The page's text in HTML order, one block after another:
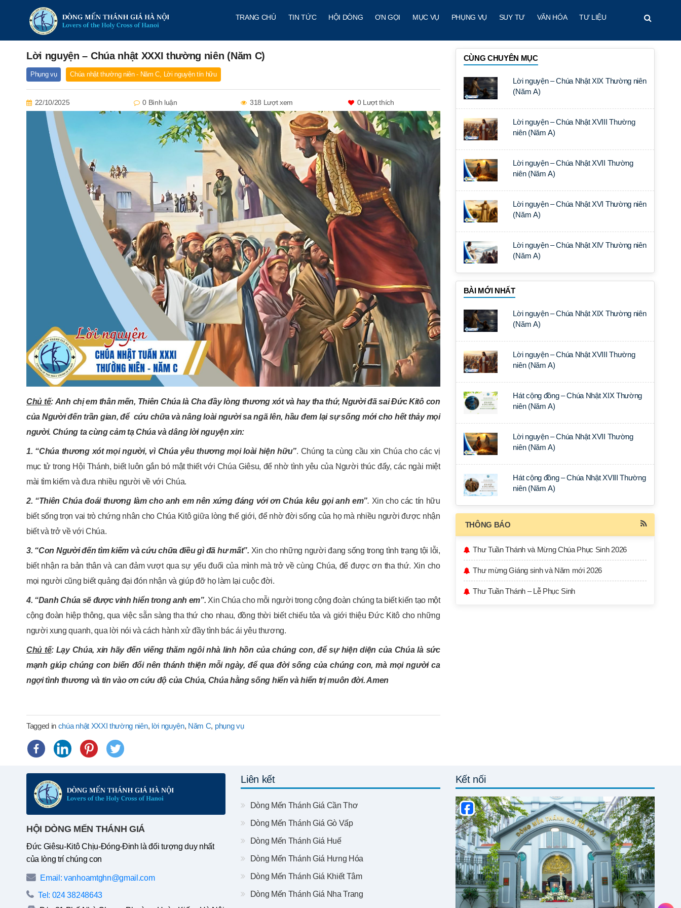
TRANG CHỦ TIN TỨC HỘI DÒNG ƠN GỌI MỤC VỤ PHỤNG VỤ SUY TƯ VĂN HÓA TƯ LIỆU
Lời nguyện – Chúa nhật XXXI thường niên (Năm C)
Phụng vụ Chúa nhật thường niên - Năm C, Lời nguyện tín hữu
22/10/2025 0 Bình luận 318 Lượt xem 0Lượt thích
Chủ tế: Anh chị em thân mến, Thiên Chúa là Cha đầy lòng thương xót và hay tha thứ, Người đã sai Đức Kitô con
của Người đến trần gian, để cứu chữa và nâng loài người sa ngã lên, hầu đem lại sự sống mới cho hết thảy mọi
người. Chúng ta cùng cảm tạ Chúa và dâng lời nguyện xin:
1. “Chúa thương xót mọi người, vì Chúa yêu thương mọi loài hiện hữu”. Chúng ta cùng cầu xin Chúa cho các vị
mục tử trong Hội Thánh, biết luôn gắn bó mật thiết với Chúa Giêsu, để nhờ tình yêu của Người thúc đẩy, các ngài miệt
mài tìm kiếm và đưa nhiều người về với Chúa.
2. “Thiên Chúa đoái thương làm cho anh em nên xứng đáng với ơn Chúa kêu gọi anh em”. Xin cho các tín hữu
biết sống trọn vai trò chứng nhân cho Chúa Kitô giữa lòng thế giới, để nhờ đời sống của họ mà nhiều người được nhận
biết và trở về với Chúa.
3. “Con Người đến tìm kiếm và cứu chữa điều gì đã hư mất”. Xin cho những người đang sống trong tình trạng tội lỗi,
biết nhận ra bản thân và can đảm vượt qua sự yếu đuối của mình mà trở về cùng Chúa, để được ơn tha thứ. Xin cho
mọi người cũng biết quảng đại đón nhận và giúp đỡ họ làm lại cuộc đời.
4. “Danh Chúa sẽ được vinh hiển trong anh em”. Xin Chúa cho mỗi người trong cộng đoàn chúng ta biết kiến tạo một
cộng đoàn hiệp thông, qua việc sẵn sàng tha thứ cho nhau, đồng thời biết chiếu tỏa và giới thiệu Đức Kitô cho những
người xung quanh, qua lời nói và cách hành xử đầy tình bác ái yêu thương.
Chủ tế: Lạy Chúa, xin hãy đến viếng thăm ngôi nhà linh hồn của chúng con, để sự hiện diện của Chúa là sức
mạnh giúp chúng con biến đổi nên thánh thiện mỗi ngày, để qua đời sống của chúng con, mà mọi người ca
ngợi tình thương và tin vào ơn cứu độ của Chúa, Chúa hằng sống hiển và hiển trị muôn đời. Amen
Tagged in chúa nhật XXXI thường niên, lời nguyện, Năm C, phụng vụ
CÙNG CHUYÊN MỤC
Lời nguyện – Chúa Nhật XIX Thường niên
(Năm A)
Lời nguyện – Chúa Nhật XVIII Thường
niên (Năm A)
Lời nguyện – Chúa Nhật XVII Thường
niên (Năm A)
Lời nguyện – Chúa Nhật XVI Thường niên
(Năm A)
Lời nguyện – Chúa Nhật XIV Thường niên
(Năm A)
BÀI MỚI NHẤT
Lời nguyện – Chúa Nhật XIX Thường niên
(Năm A)
Lời nguyện – Chúa Nhật XVIII Thường
niên (Năm A)
Hát cộng đồng – Chúa Nhật XIX Thường
niên (Năm A)
Lời nguyện – Chúa Nhật XVII Thường
niên (Năm A)
Hát cộng đồng – Chúa Nhật XVIII Thường
niên (Năm A)
THÔNG BÁO
Thư Tuần Thánh và Mừng Chúa Phục Sinh 2026
Thư mừng Giáng sinh và Năm mới 2026
Thư Tuần Thánh – Lễ Phục Sinh
HỘI DÒNG MẾN THÁNH GIÁ
Đức Giêsu-Kitô Chịu-Đóng-Đinh là đối tượng duy nhất
của lòng trí chúng con
Email: vanhoamtghn@gmail.com
Tel: 024 38248643
Liên kết
Dòng Mến Thánh Giá Cần Thơ
Dòng Mến Thánh Giá Gò Vấp
Dòng Mến Thánh Giá Huế
Dòng Mến Thánh Giá Hưng Hóa
Dòng Mến Thánh Giá Khiết Tâm
Dòng Mến Thánh Giá Nha Trang
Kết nối